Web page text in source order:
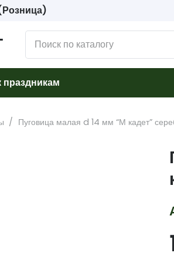
праздникам
/ Пуговица малая d 14 мм “М кадет”